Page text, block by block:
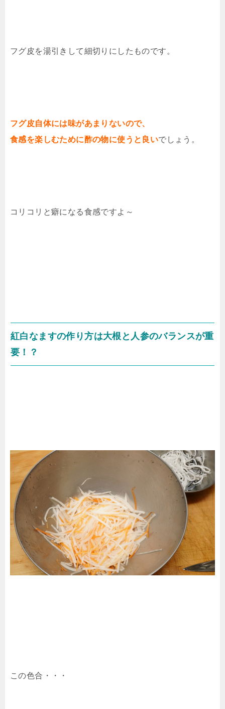
フグ皮を湯引きして細切りにしたものです。
フグ皮自体には味があまりないので、
食感を楽しむために酢の物に使うと良いでしょう。
コリコリと癖になる食感ですよ～
紅白なますの作り方は大根と人参のバランスが重
要！？
この色合・・・